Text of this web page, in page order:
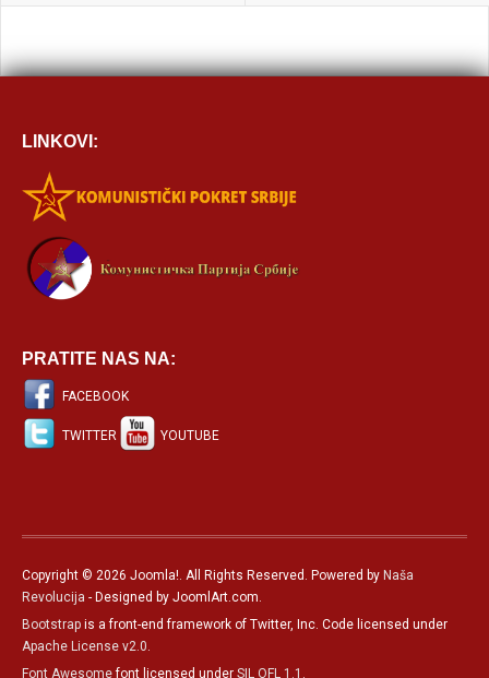
LINKOVI:
PRATITE NAS NA:
FACEBOOK
TWITTER YOUTUBE
Copyright © 2026 Joomla!. All Rights Reserved. Powered by Naša
Revolucija - Designed by JoomlArt.com.
Bootstrap is a front-end framework of Twitter, Inc. Code licensed under
Apache License v2.0.
Font Awesomefont licensed under SIL OFL 1.1 .